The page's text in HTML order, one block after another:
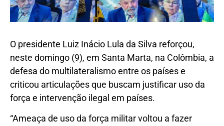
O presidente Luiz Inácio Lula da Silva reforçou,
neste domingo (9), em Santa Marta, na Colômbia, a
defesa do multilateralismo entre os países e
criticou articulações que buscam justificar uso da
força e intervenção ilegal em países.
“Ameaça de uso da força militar voltou a fazer